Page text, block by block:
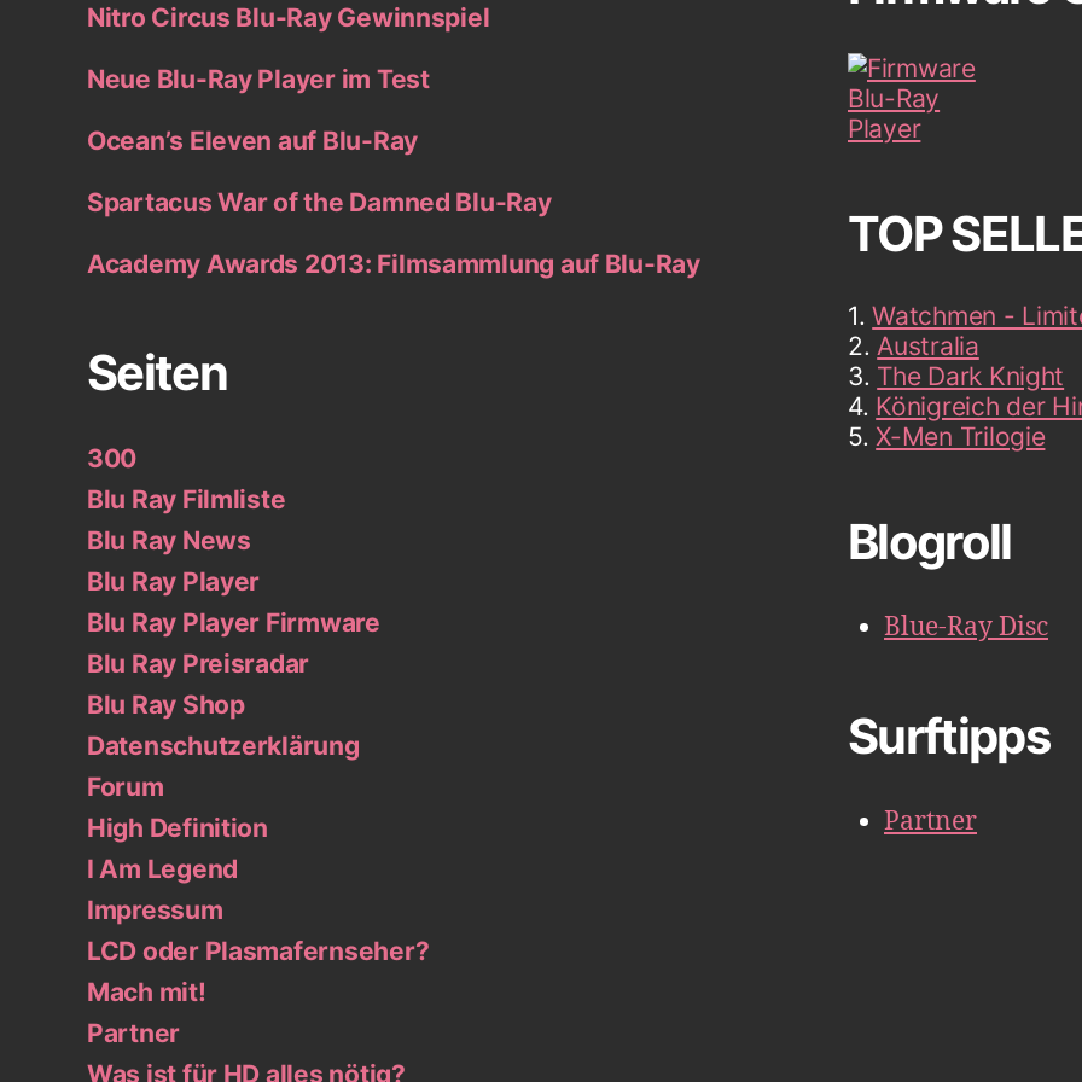
Nitro Circus Blu-Ray Gewinnspiel
Neue Blu-Ray Player im Test
Ocean’s Eleven auf Blu-Ray
Spartacus War of the Damned Blu-Ray
Academy Awards 2013: Filmsammlung auf Blu-Ray
Seiten
300
Blu Ray Filmliste
Blu Ray News
Blu Ray Player
Blu Ray Player Firmware
Blu Ray Preisradar
Blu Ray Shop
Datenschutzerklärung
Forum
High Definition
I Am Legend
Impressum
LCD oder Plasmafernseher?
Mach mit!
Partner
Was ist für HD alles nötig?
TOP
1.Watchmen -
2.Australia
3. The Dark Knight
4. Königreich der
5.X-Men Trilogie
Blogroll
Blue-Ray Disc
Surftipps
Partner